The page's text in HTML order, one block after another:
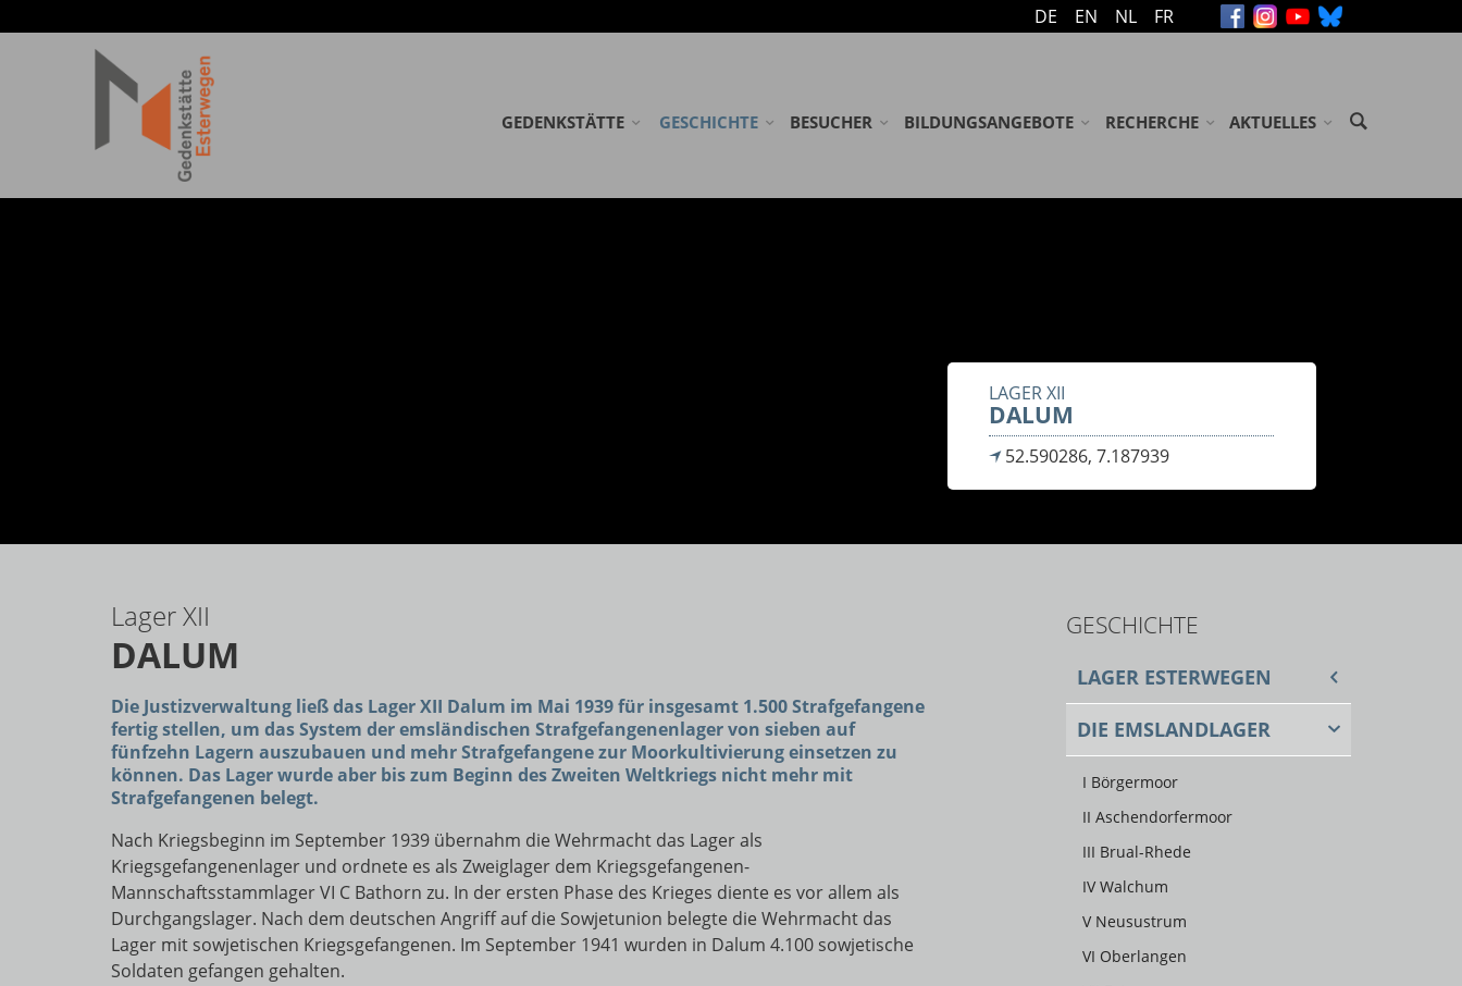
DE EN NL FR
GEDENKSTÄTTE GESCHICHTE BESUCHER BILDUNGSANGEBOTE RECHERCHE AKTUELLES
LAGER XII
DALUM
52.590286, 7.187939
Lager XII
DALUM
Die Justizverwaltung ließ das Lager XII Dalum im Mai 1939 für insgesamt 1.500 Strafgefangene
fertig stellen, um das System der emsländischen Strafgefangenenlager von sieben auf
fünfzehn Lagern auszubauen und mehr Strafgefangene zur Moorkultivierung einsetzen zu
können. Das Lager wurde aber bis zum Beginn des Zweiten Weltkriegs nicht mehr mit
Strafgefangenen belegt.
Nach Kriegsbeginn im September 1939 übernahm die Wehrmacht das Lager als
Kriegsgefangenenlager und ordnete es als Zweiglager dem Kriegsgefangenen-
Mannschaftsstammlager VI C Bathorn zu. In der ersten Phase des Krieges diente es vor allem als
Durchgangslager. Nach dem deutschen Angriff auf die Sowjetunion belegte die Wehrmacht das
Lager mit sowjetischen Kriegsgefangenen. Im September 1941 wurden in Dalum 4.100 sowjetische
Soldaten gefangen gehalten.
GESCHICHTE
LAGER ESTERWEGEN
DIE EMSLANDLAGER
I Börgermoor
II Aschendorfermoor
III Brual-Rhede
IV Walchum
V Neusustrum
VI Oberlangen